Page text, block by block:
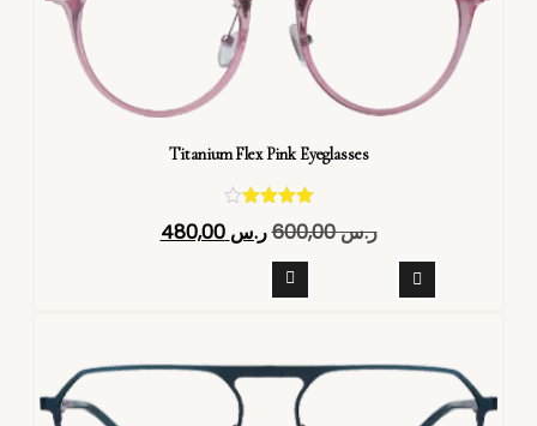
Titanium Flex Pink Eyeglasses
4.40
ر.س600,00 ر.س 480,00